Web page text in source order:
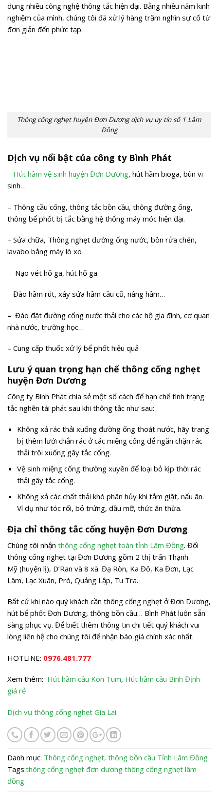
dụng nhiều công nghệ thông tắc hiện đại. Bằng nhiều năm kinh
nghiệm của mình, chúng tôi đã xử lý hàng trăm nghìn sự cố từ
đơn giản đến phức tạp.
Thông cống nghẹt huyện Đơn Dương dịch vụ uy tín số 1 Lâm
Đồng
Dịch vụ nổi bật của công ty Bình Phát
– Hút hầm vệ sinh huyện Đơn Dương, hút hầm bioga, bùn vi
sinh…
– Thông cầu cống, thông tắc bồn cầu, thông đường ống,
thông bể phốt bị tắc bằng hệ thống máy móc hiện đại.
– Sửa chữa, Thông nghẹt đường ống nước, bồn rửa chén,
lavabo bằng máy lò xo
– Nạo vét hố ga, hút hố ga
– Đào hầm rút, xây sửa hầm cầu cũ, nâng hầm…
– Đào đặt đường cống nước thải cho các hộ gia đình, cơ quan
nhà nước, trường học…
– Cung cấp thuốc xử lý bể phốt hiệu quả
Lưu ý quan trọng hạn chế thông cống nghẹt
huyện Đơn Dương
Công ty Bình Phát chia sẻ một số cách để hạn chế tình trạng
tắc nghẽn tái phát sau khi thông tắc như sau:
Không xả rác thải xuống đường ống thoát nước, hãy trang
bị thêm lưới chắn rác ở các miệng cống để ngăn chặn rác
thải trôi xuống gây tắc cống.
Vệ sinh miệng cống thường xuyên để loại bỏ kịp thời rác
thải gây tắc cống.
Không xả các chất thải khó phân hủy khi tắm giặt, nấu ăn.
Ví dụ như tóc rối, bỏ trứng, dầu mỡ, thức ăn thừa.
Địa chỉ thông tắc cống huyện Đơn Dương
Chúng tôi nhận thông cống nghẹt toàn tỉnh Lâm Đồng. Đối
thông cống nghẹt tại Đơn Dương gồm 2 thị trấn Thạnh
Mỹ (huyện lị), D’Ran và 8 xã: Đạ Ròn, Ka Đô, Ka Đơn, Lạc
Lâm, Lạc Xuân, Pró, Quảng Lập, Tu Tra.
Bất cứ khi nào quý khách cần thông cống nghẹt ở Đơn Dương,
hút bể phốt Đơn Dương, thông bồn cầu… Bình Phát luôn sẵn
sàng phục vụ. Để biết thêm thông tin chi tiết quý khách vui
lòng liên hệ cho chúng tôi để nhận báo giá chính xác nhất.
HOTLINE: 0976.481.777
Xem thêm: Hút hầm cầu Kon Tum, Hút hầm cầu Bình Định
giá rẻ
Dịch vụ thông cống nghẹt Gia Lai
Danh mục: Thông cống nghẹt, thông bồn cầu Tỉnh Lâm Đồng
Tags:thông cống nghẹt đơn dương thông cống nghẹt lâm
đồng